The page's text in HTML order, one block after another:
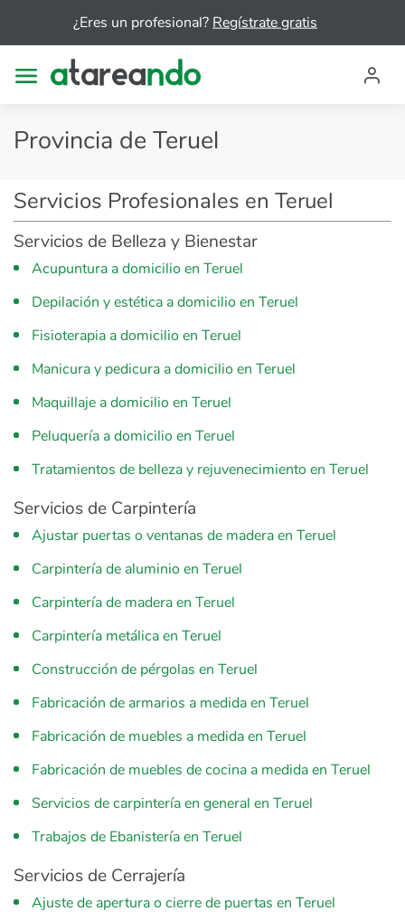
¿Eres un profesional?Regístrate gratis
Provincia de Teruel
Servicios Profesionales en Teruel
Servicios de Belleza y Bienestar
Acupuntura a domicilio en Teruel
Depilación y estética a domicilio en Teruel
Fisioterapia a domicilio en Teruel
Manicura y pedicura a domicilio en Teruel
Maquillaje a domicilio en Teruel
Peluquería a domicilio en Teruel
Tratamientos de belleza y rejuvenecimiento en Teruel
Servicios de Carpintería
Ajustar puertas o ventanas de madera en Teruel
Carpintería de aluminio en Teruel
Carpintería de madera en Teruel
Carpintería metálica en Teruel
Construcción de pérgolas en Teruel
Fabricación de armarios a medida en Teruel
Fabricación de muebles a medida en Teruel
Fabricación de muebles de cocina a medida en Teruel
Servicios de carpintería en general en Teruel
Trabajos de Ebanistería en Teruel
Servicios de Cerrajería
Ajuste de apertura o cierre de puertas en Teruel